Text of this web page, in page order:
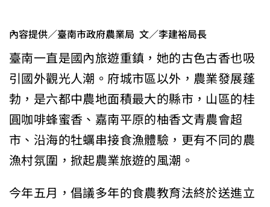
內容提供／臺南市政府農業局 文／李建裕局長
臺南一直是國內旅遊重鎮，她的古色古香也吸
引國外觀光人潮。府城市區以外，農業發展蓬
勃，是六都中農地面積最大的縣市，山區的桂
圓咖啡蜂蜜香、嘉南平原的柚香文青農會超
市、沿海的牡蠣串接食漁體驗，更有不同的農
漁村氛圍，掀起農業旅遊的風潮。
今年五月，倡議多年的食農教育法終於送進立